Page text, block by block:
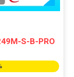
S-B-PRO